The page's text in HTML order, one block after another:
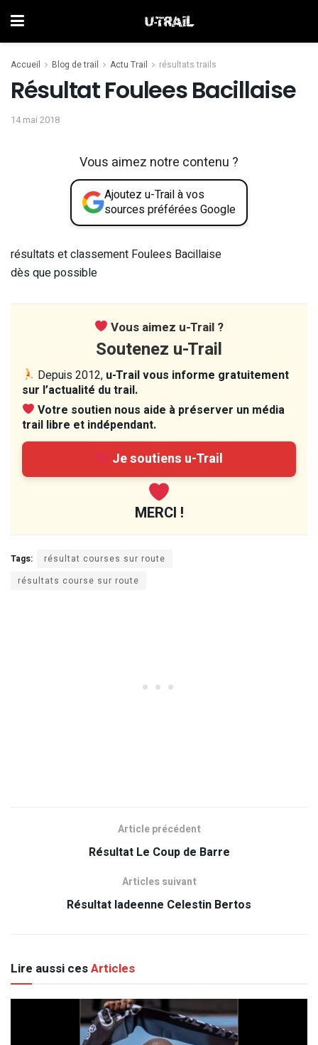
Accueil Blog de trail Actu Trail résultats trails
Résultat Foulees Bacillaise
14 mai 2018
Vous aimez notre contenu ?
Ajoutez u-Trail à vos
sources préférées Google
résultats et classement Foulees Bacillaise
dès que possible
Vous aimez u-Trail ?
Soutenez u-Trail
Depuis 2012, u-Trail vous informe gratuitement
sur l’actualité du trail.
Votre soutien nous aide à préserver un média
trail libre et indépendant.
Je soutiens u-Trail
MERCI !
Tags:
résultat courses sur route
résultats course sur route
Article précédent
Résultat Le Coup de Barre
Articles suivant
Résultat ladeenne Celestin Bertos
Lire aussi cesArticles